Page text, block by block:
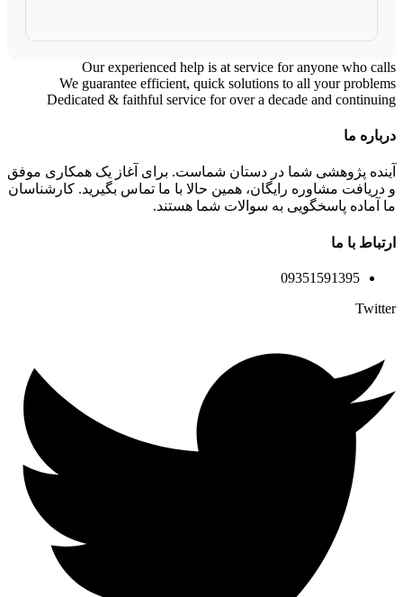
Our experienced help is at service for anyone who calls
We guarantee efficient, quick solutions to all your problems
Dedicated & faithful service for over a decade and continuing
درباره ما
آینده پژوهشی شما در دستان شماست. برای آغاز یک همکاری موفق
و دریافت مشاوره رایگان، همین حالا با ما تماس بگیرید. کارشناسان
ما آماده پاسخگویی به سوالات شما هستند.
ارتباط با ما
09351591395
Twitter